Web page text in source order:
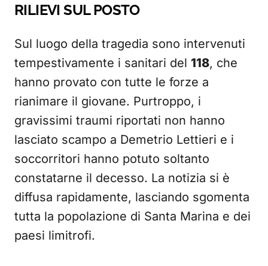
RILIEVI SUL POSTO
Sul luogo della tragedia sono intervenuti
tempestivamente i sanitari del 118, che
hanno provato con tutte le forze a
rianimare il giovane. Purtroppo, i
gravissimi traumi riportati non hanno
lasciato scampo a Demetrio Lettieri e i
soccorritori hanno potuto soltanto
constatarne il decesso. La notizia si è
diffusa rapidamente, lasciando sgomenta
tutta la popolazione di Santa Marina e dei
paesi limitrofi.